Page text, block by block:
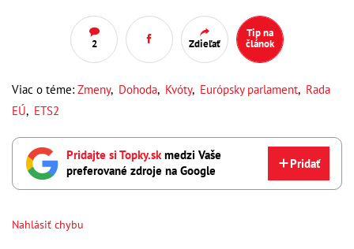
2 Zdieľať
Tip na
článok
Viac o téme: Zmeny, Dohoda, Kvóty, Európsky parlament, Rada
EÚ, ETS2
Pridajte si Topky.skmedzi Vaše
preferované zdroje na Google
Pridať
Nahlásiť chybu